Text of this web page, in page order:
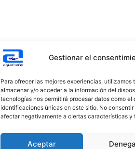
Gestionar el
Para ofrecer las mejores experiencias,
almacenar y/o acceder a la información del
tecnologías nos permitirá procesar datos como
identificaciones únicas en este sitio. No
afectar negativamente a ciertas características y
Aceptar